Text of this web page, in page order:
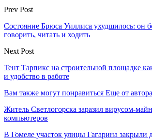
Prev Post
Состояние Брюса Уиллиса ухудшилось: он
говорить, читать и ходить
Next Post
Тент Тарпикс на строительной площадке
и удобство в работе
Вам также могут понравиться Еще от автора
Житель Светлогорска заразил вирусом-
компьютеров
В Гомеле участок улицы Гагарина закрыли